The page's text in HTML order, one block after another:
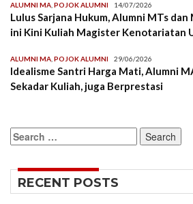
ALUMNI MA POJOK ALUMNI 14/07/2026
Lulus Sarjana Hukum, Alumni MTs
ini Kini Kuliah Magister Kenotariatan
ALUMNI MA POJOK ALUMNI 29/06/2026
Idealisme Santri Harga Mati, Alumni
Sekadar Kuliah, juga Berprestasi
Search
for:
RECENT POSTS